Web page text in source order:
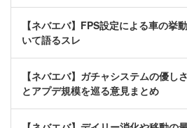
【ネバエバ】FPS設定による車の挙
いて語るスレ
【ネバエバ】ガチャシステムの優し
とアプデ規模を巡る意見まとめ